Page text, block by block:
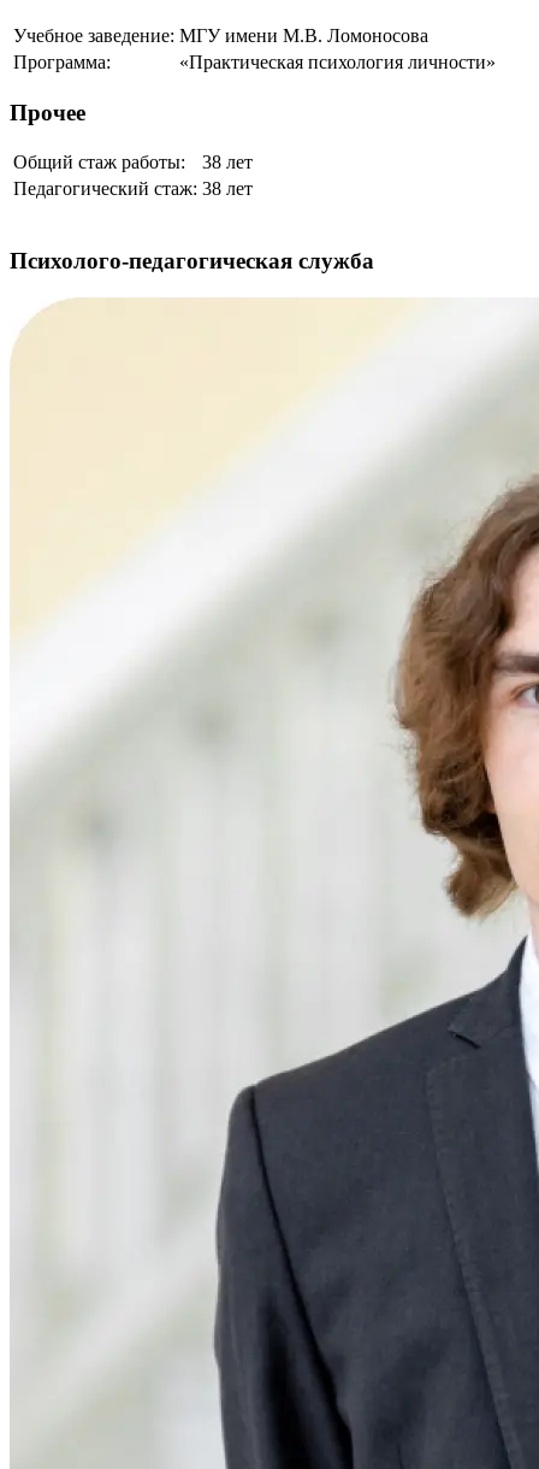
Учебное заведение: МГУ имени М.В. Ломоносова
Программа:
«Практическая психология личности»
Прочее
Общий стаж работы:
38 лет
Педагогический стаж: 38 лет
Психолого-педагогическая служба